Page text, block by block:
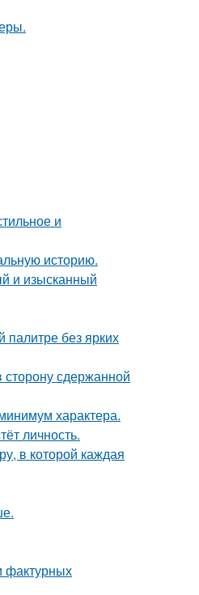
и
историю.
и изысканный
без ярких
сдержанной
характера.
личность.
в которой каждая
фактурных